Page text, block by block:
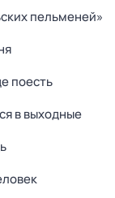
пельменей»
поесть
в выходные